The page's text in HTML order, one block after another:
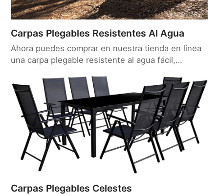
Carpas Plegables Resistentes Al Agua
Ahora puedes comprar en nuestra tienda en línea
una carpa plegable resistente al agua fácil,…
Carpas Plegables Celestes